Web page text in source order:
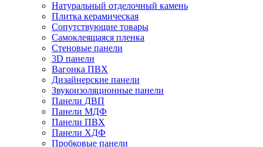
Натуральный отделочный камень
Плитка керамическая
Сопутствующие товары
Самоклеящаяся пленка
Стеновые панели
3D панели
Вагонка ПВХ
Дизайнерские панели
Звукоизоляционные панели
Панели ДВП
Панели МДФ
Панели ПВХ
Панели ХДФ
Пробковые панели